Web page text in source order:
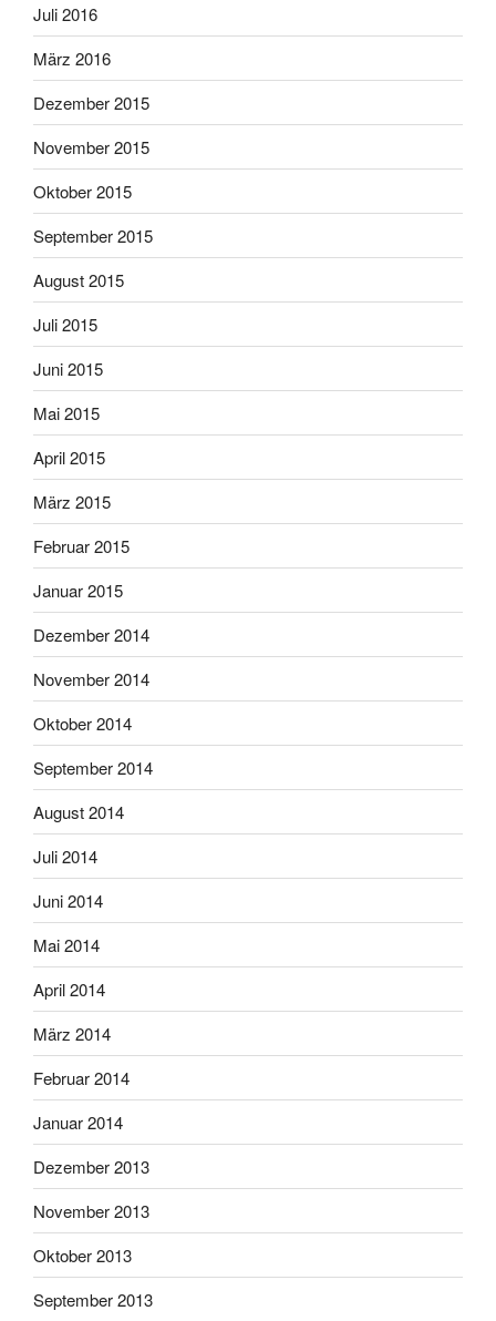
Juli 2016
März 2016
Dezember 2015
November 2015
Oktober 2015
September 2015
August 2015
Juli 2015
Juni 2015
Mai 2015
April 2015
März 2015
Februar 2015
Januar 2015
Dezember 2014
November 2014
Oktober 2014
September 2014
August 2014
Juli 2014
Juni 2014
Mai 2014
April 2014
März 2014
Februar 2014
Januar 2014
Dezember 2013
November 2013
Oktober 2013
September 2013